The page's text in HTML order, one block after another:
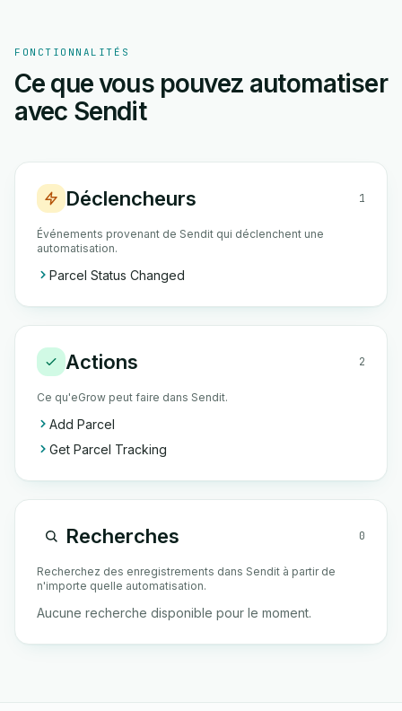
FONCTIONNALITÉS
Ce que vous pouvez automatiser
avec Sendit
Déclencheurs 1
Événements provenant de Sendit qui déclenchent une
automatisation.
Parcel Status Changed
Actions 2
Ce qu'eGrow peut faire dans Sendit.
Add Parcel
Get Parcel Tracking
Recherches 0
Recherchez des enregistrements dans Sendit à partir de
n'importe quelle automatisation.
Aucune recherche disponible pour le moment.